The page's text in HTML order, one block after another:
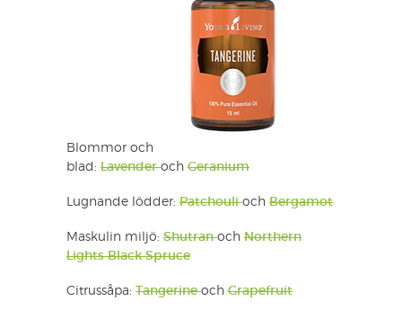
Blommor och
blad: Lavenderoch Geranium
Lugnande lödder: Patchoulioch Bergamot
Maskulin miljö: Shutranoch Northern
Lights Black Spruce
Citrussåpa: Tangerineoch Grapefruit